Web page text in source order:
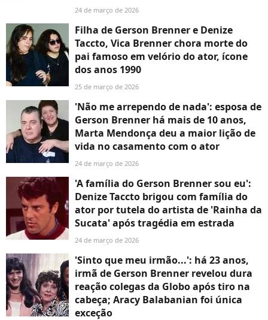
24 de março de 2026
Filha de Gerson Brenner e Denize
Taccto, Vica Brenner chora morte do
pai famoso em velório do ator, ícone
dos anos 1990
25 de março de 2026
'Não me arrependo de nada': esposa de
Gerson Brenner há mais de 10 anos,
Marta Mendonça deu a maior lição de
vida no casamento com o ator
24 de março de 2026
'A família do Gerson Brenner sou eu':
Denize Taccto brigou com família do
ator por tutela do artista de 'Rainha da
Sucata' após tragédia em estrada
24 de março de 2026
'Sinto que meu irmão...': há 23 anos,
irmã de Gerson Brenner revelou dura
reação colegas da Globo após tiro na
cabeça; Aracy Balabanian foi única
exceção